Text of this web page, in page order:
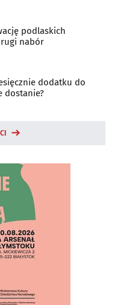
podlaskich
nabór
dodatku do
dostanie?